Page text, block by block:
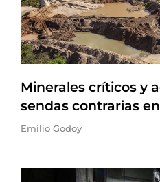
Minerales críticos y
sendas contrarias
Emilio Godoy